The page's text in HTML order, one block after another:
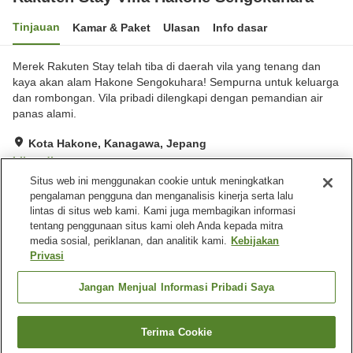
Tinjauan Kamar & Paket Ulasan Info dasar
Merek Rakuten Stay telah tiba di daerah vila yang tenang dan
kaya akan alam Hakone Sengokuhara! Sempurna untuk keluarga
dan rombongan. Vila pribadi dilengkapi dengan pemandian air
panas alami.
Kota Hakone, Kanagawa, Jepang
Lihat di peta
Hebat Ulasan:253
Fasilitas properti
Wi-Fi
gedung
Benar-benar bebas rokok
Mesin penjual otomatis
Cari kamar
Situs web ini menggunakan cookie untuk meningkatkan
pengalaman pengguna dan menganalisis kinerja serta lalu
lintas di situs web kami. Kami juga membagikan informasi
tentang penggunaan situs kami oleh Anda kepada mitra
media sosial, periklanan, dan analitik kami. Kebijakan
Privasi
Jangan Menjual Informasi Pribadi Saya
Terima Cookie